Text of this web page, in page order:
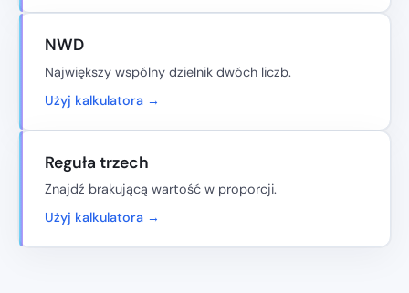
NWD
Największy wspólny dzielnik dwóch liczb.
Użyj kalkulatora →
Reguła trzech
Znajdź brakującą wartość w proporcji.
Użyj kalkulatora →